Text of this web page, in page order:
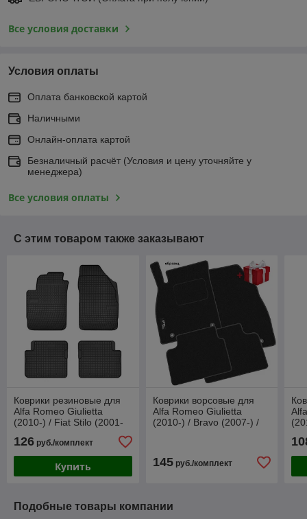
Все условия доставки
Условия оплаты
Оплата банковской картой
Наличными
Онлайн-оплата картой
Безналичный расчёт (Условия и цену уточняйте у
менеджера)
Все условия оплаты
С этим товаром также заказывают
Коврики резиновые для
Alfa Romeo Giulietta
(2010-) / Fiat Stilo (2001-
(2008-) (Frogum)
126 руб./комплект
Купить
Коврики ворсовые для
Alfa Romeo Giulietta
(2010-) / Bravo (2007-) /
145руб./комплект
Подобные товары компании